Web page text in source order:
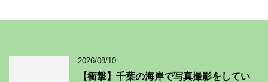
2026/08/10
【衝撃】千葉の海岸で写真撮影をしてい